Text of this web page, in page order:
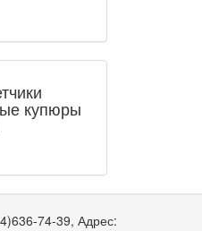
купюры
74-39, Адрес: